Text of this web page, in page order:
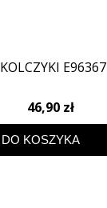
KOLCZYKI E96367
46,90 zł